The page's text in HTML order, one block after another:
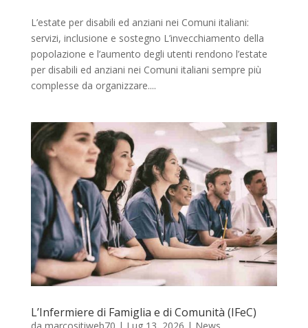
L’estate per disabili ed anziani nei Comuni italiani:
servizi, inclusione e sostegno L’invecchiamento della
popolazione e l’aumento degli utenti rendono l’estate
per disabili ed anziani nei Comuni italiani sempre più
complesse da organizzare....
L’Infermiere di Famiglia e di Comunità (IFeC)
da marcositiweb70 | Lug 13, 2026 | News